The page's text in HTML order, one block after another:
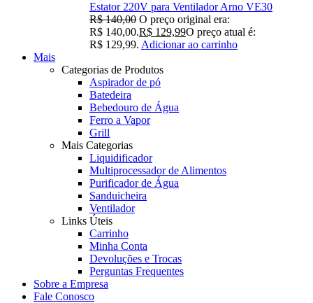
Estator 220V para Ventilador Arno VE30
R$140,00 O preço original era:
R$ 140,00.R$ 129,99O preço atual é:
R$ 129,99. Adicionar ao carrinho
Mais
Categorias de Produtos
Aspirador de pó
Batedeira
Bebedouro de Água
Ferro a Vapor
Grill
Mais Categorias
Liquidificador
Multiprocessador de Alimentos
Purificador de Água
Sanduicheira
Ventilador
Links Úteis
Carrinho
Minha Conta
Devoluções e Trocas
Perguntas Frequentes
Sobre a Empresa
Fale Conosco